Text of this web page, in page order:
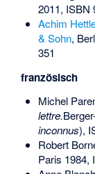
2011, ISBN
Achim
& Sohn,
351
französisch
Michel
lettre.
inconnus),
Robert
Paris 1984,